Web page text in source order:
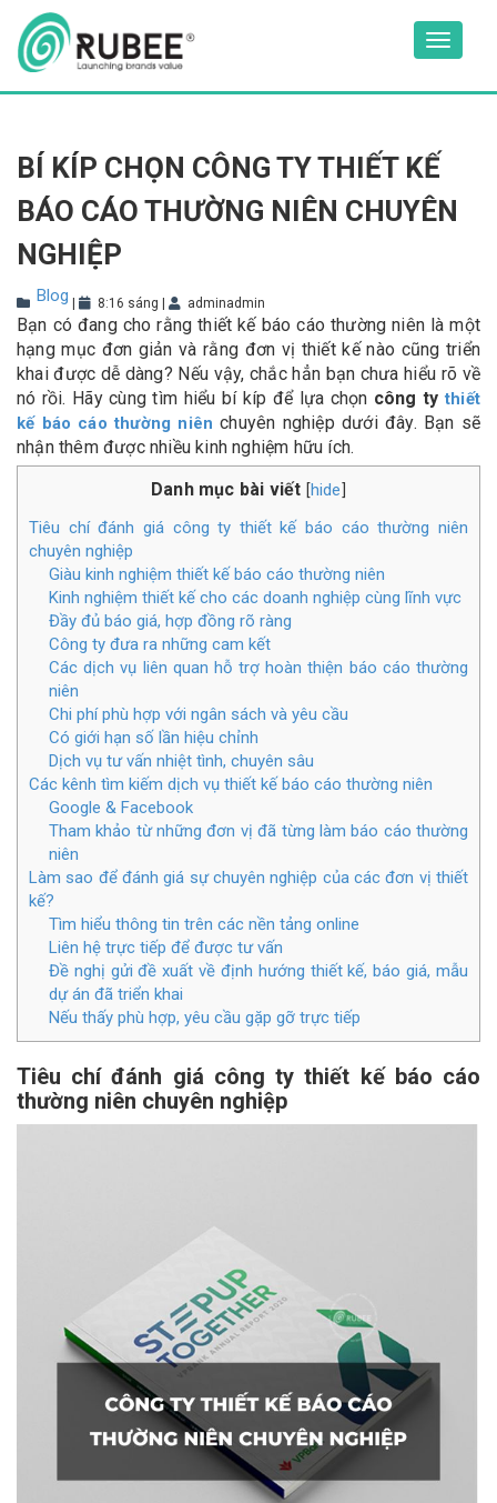
content
Toggle
BÍ KÍP CHỌN CÔNG TY THIẾT KẾ
BÁO CÁO THƯỜNG NIÊN CHUYÊN
NGHIỆP
Blog 8:16 sáng adminadmin
Bạn có đang cho rằng thiết kế báo cáo thường niên là một
hạng mục đơn giản và rằng đơn vị thiết kế nào cũng triển
khai được dễ dàng? Nếu vậy, chắc hẳn bạn chưa hiểu rõ về
nó rồi. Hãy cùng tìm hiểu bí kíp để lựa chọn công tythiết
kế báo cáo thường niên chuyên nghiệp dưới đây. Bạn sẽ
nhận thêm được nhiều kinh nghiệm hữu ích.
Danh mục bài viết [hide
Tiêu chí đánh giá công ty thiết kế báo cáo thường niên
chuyên nghiệp
Giàu kinh nghiệm thiết kế báo cáo thường niên
Kinh nghiệm thiết kế cho các doanh nghiệp cùng lĩnh vực
Đầy đủ báo giá, hợp đồng rõ ràng
Công ty đưa ra những cam kết
Các dịch vụ liên quan hỗ trợ hoàn thiện báo cáo thường
niên
Chi phí phù hợp với ngân sách và yêu cầu
Có giới hạn số lần hiệu chỉnh
Dịch vụ tư vấn nhiệt tình, chuyên sâu
Các kênh tìm kiếm dịch vụ thiết kế báo cáo thường niên
Google & Facebook
Tham khảo từ những đơn vị đã từng làm báo cáo thường
niên
Làm sao để đánh giá sự chuyên nghiệp của các đơn vị thiết
kế?
Tìm hiểu thông tin trên các nền tảng online
Liên hệ trực tiếp để được tư vấn
Đề nghị gửi đề xuất về định hướng thiết kế, báo giá, mẫu
dự án đã triển khai
Nếu thấy phù hợp, yêu cầu gặp gỡ trực tiếp
Tiêu chí đánh giá công ty thiết kế báo cáo
thường niên chuyên nghiệp